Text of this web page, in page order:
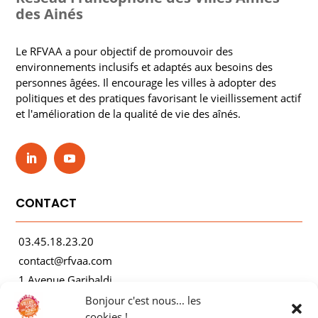
Bonjour c'est nous... les
des Ainés
Le RFVAA a pour objectif de promouvoir des
environnements inclusifs et adaptés aux besoins des
personnes âgées. Il encourage les villes à adopter des
politiques et des pratiques favorisant le vieillissement actif
et l'amélioration de la qualité de vie des aînés.
CONTACT
03.45.18.23.20
contact@rfvaa.com
1 Avenue Garibaldi
21000 Dijon